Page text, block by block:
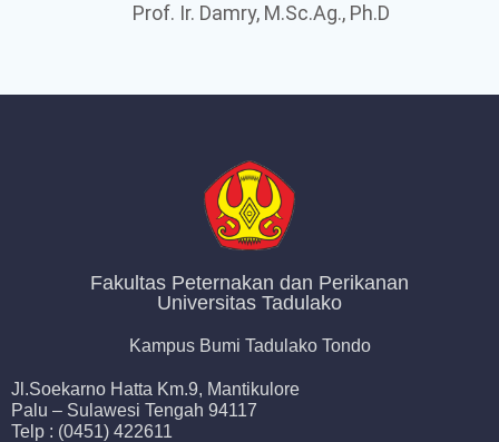
Prof. Ir. Damry, M.Sc.Ag., Ph.D
Fakultas Peternakan dan Perikanan
Universitas Tadulako
Kampus Bumi Tadulako Tondo
Jl.Soekarno Hatta Km.9, Mantikulore
Palu – Sulawesi Tengah 94117
Telp : (0451) 422611